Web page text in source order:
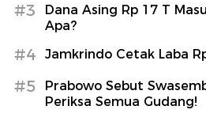
#3
Dana Asing Rp 17 T
Apa?
#4 Jamkrindo Cetak Laba
#5
Prabowo Sebut
Periksa Semua Gudang!